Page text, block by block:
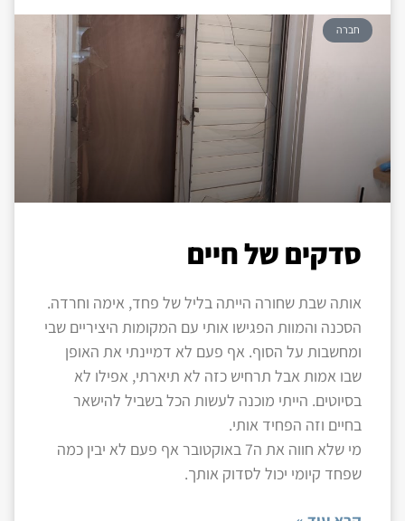
חברה
סדקים של חיים
אותה שבת שחורה הייתה בליל של פחד, אימה וחרדה.
הסכנה והמוות הפגישו אותי עם המקומות היציריים שבי
ומחשבות על הסוף. אף פעם לא דמיינתי את האופן
שבו אמות אבל תרחיש כזה לא תיארתי, אפילו לא
בסיוטים. הייתי מוכנה לעשות הכל בשביל להישאר
בחיים וזה הפחיד אותי.
מי שלא חווה את ה7 באוקטובר אף פעם לא יבין כמה
שפחד קיומי יכול לסדוק אותך.